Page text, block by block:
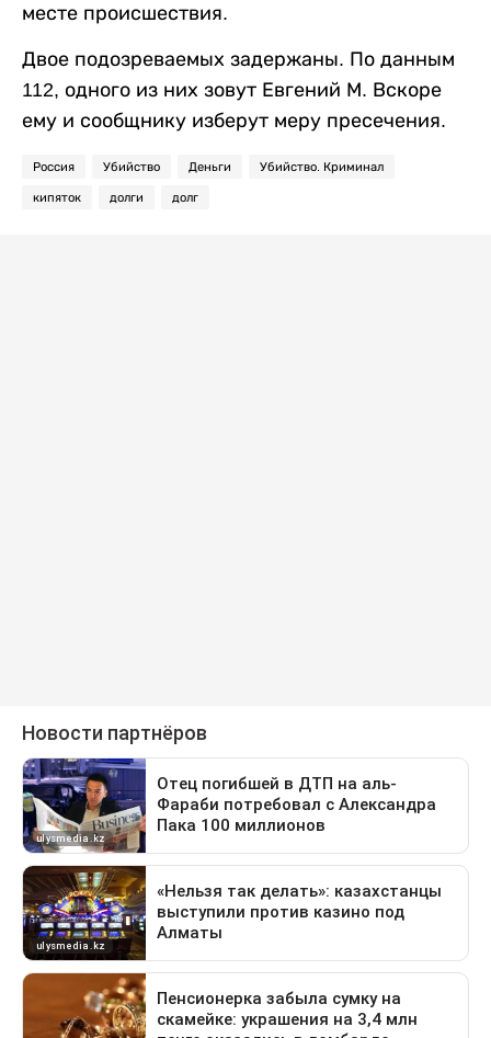
месте происшествия.
Двое подозреваемых задержаны. По данным
112, одного из них зовут Евгений М. Вскоре
ему и сообщнику изберут меру пресечения.
Россия Убийство Деньги Убийство. Криминал
кипяток долги долг